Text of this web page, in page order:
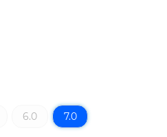
6.0 7.0